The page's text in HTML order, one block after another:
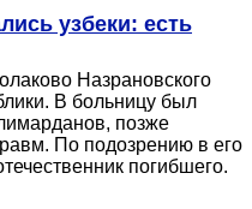
узбеки: есть
Назрановского
В больницу был
позже
По подозрению в его
погибшего.